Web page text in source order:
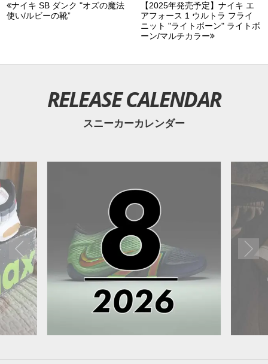
ナイキ SB ダンク "オズの魔法
使い/ルビーの靴”
【2025年発売予定】ナイキ エ
アフォース 1 ウルトラ フライ
ニット "ライトボーン" ライトボ
ーン/マルチカラー
RELEASE CALENDAR
スニーカーカレンダー